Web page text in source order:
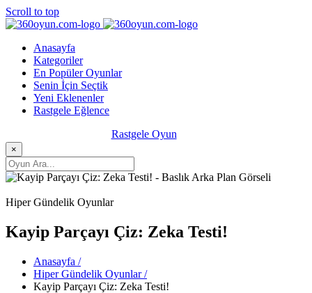
Scroll to top
Anasayfa
Kategoriler
En Popüler Oyunlar
Senin İçin Seçtik
Yeni Eklenenler
Rastgele Eğlence
Rastgele Oyun
×
Hiper Gündelik Oyunlar
Kayip Parçayı Çiz: Zeka Testi!
Anasayfa /
Hiper Gündelik Oyunlar /
Kayip Parçayı Çiz: Zeka Testi!